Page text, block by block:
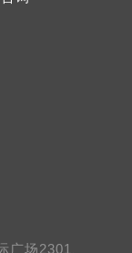
广场2301、